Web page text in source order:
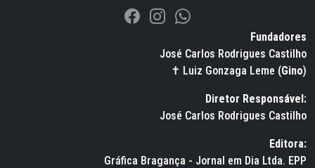
Fundadores
José Carlos Rodrigues Castilho
✝ Luiz Gonzaga Leme (Gino)
Diretor Responsável:
José Carlos Rodrigues Castilho
Editora:
Gráfica Bragança - Jornal em Dia Ltda. EPP